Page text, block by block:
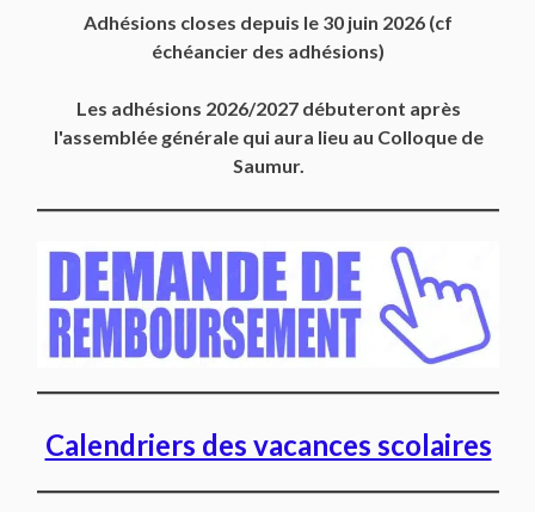
Adhésions closes depuis le 30 juin 2026 (cf
échéancier des adhésions)
Les adhésions 2026/2027 débuteront après
l'assemblée générale qui aura lieu au Colloque de
Saumur.
Calendriers des vacances scolaires